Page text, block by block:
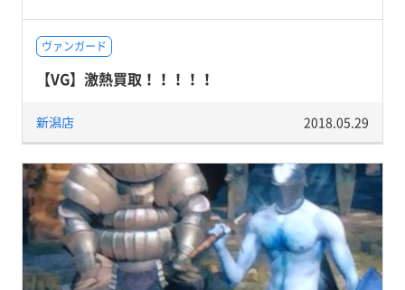
ヴァンガード
【VG】激熱買取！！！！！
新潟店 2018.05.29